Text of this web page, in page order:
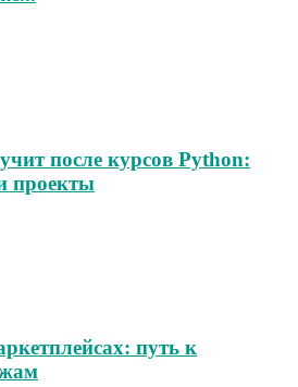
после курсов Python:
проекты
путь к